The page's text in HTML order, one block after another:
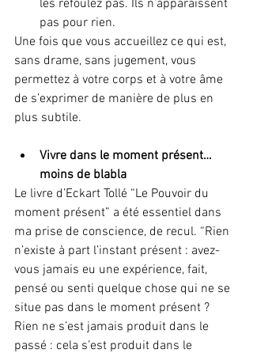
les refoulez pas. Ils n’apparaissent
pas pour rien.
Une fois que vous accueillez ce qui est,
sans drame, sans jugement, vous
permettez à votre corps et à votre âme
de s’exprimer de manière de plus en
plus subtile.
Vivre dans le moment présent…
moins de blabla
Le livre d’Eckart Tollé “Le Pouvoir du
moment présent” a été essentiel dans
ma prise de conscience, de recul. “Rien
n’existe à part l’instant présent : avez-
vous jamais eu une expérience, fait,
pensé ou senti quelque chose qui ne se
situe pas dans le moment présent ?
Rien ne s’est jamais produit dans le
passé : cela s’est produit dans le